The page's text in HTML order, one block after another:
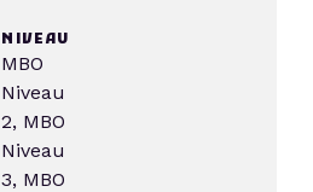
NIVEAU
MBO
Niveau
2, MBO
Niveau
3, MBO